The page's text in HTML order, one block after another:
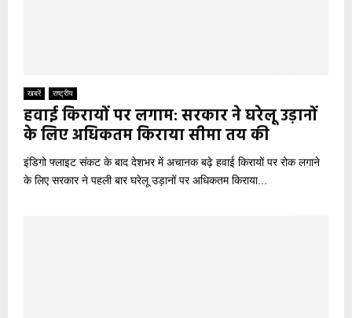
खबरें राष्ट्रीय
हवाई किरायों पर लगाम: सरकार ने घरेलू उड़ानों
के लिए अधिकतम किराया सीमा तय की
इंडिगो फ्लाइट संकट के बाद देशभर में अचानक बढ़े हवाई किरायों पर रोक लगाने
के लिए सरकार ने पहली बार घरेलू उड़ानों पर अधिकतम किराया...